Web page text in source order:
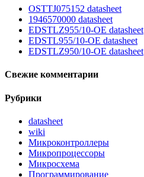
OSTTJ075152 datasheet
1946570000 datasheet
EDSTLZ955/10-OE datasheet
EDSTL955/10-OE datasheet
EDSTLZ950/10-OE datasheet
Свежие комментарии
Рубрики
datasheet
wiki
Микроконтроллеры
Микропроцессоры
Микросхема
Программирование